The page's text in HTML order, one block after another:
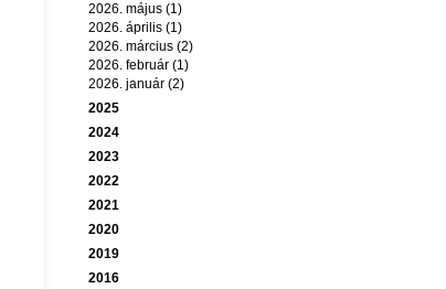
2026. május (1)
2026. április (1)
2026. március (2)
2026. február (1)
2026. január (2)
2025
2024
2023
2022
2021
2020
2019
2016